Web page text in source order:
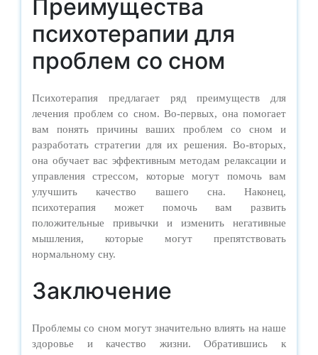
Преимущества
психотерапии для
проблем со сном
Психотерапия предлагает ряд преимуществ для
лечения проблем со сном. Во-первых, она помогает
вам понять причины ваших проблем со сном и
разработать стратегии для их решения. Во-вторых,
она обучает вас эффективным методам релаксации и
управления стрессом, которые могут помочь вам
улучшить качество вашего сна. Наконец,
психотерапия может помочь вам развить
положительные привычки и изменить негативные
мышления, которые могут препятствовать
нормальному сну.
Заключение
Проблемы со сном могут значительно влиять на наше
здоровье и качество жизни. Обратившись к